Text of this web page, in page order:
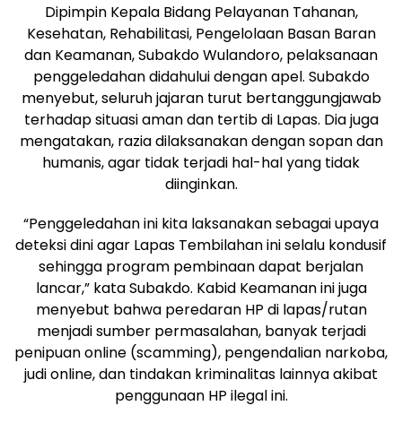
Dipimpin Kepala Bidang Pelayanan Tahanan,
Kesehatan, Rehabilitasi, Pengelolaan Basan Baran
dan Keamanan, Subakdo Wulandoro, pelaksanaan
penggeledahan didahului dengan apel. Subakdo
menyebut, seluruh jajaran turut bertanggungjawab
terhadap situasi aman dan tertib di Lapas. Dia juga
mengatakan, razia dilaksanakan dengan sopan dan
humanis, agar tidak terjadi hal-hal yang tidak
diinginkan.
“Penggeledahan ini kita laksanakan sebagai upaya
deteksi dini agar Lapas Tembilahan ini selalu kondusif
sehingga program pembinaan dapat berjalan
lancar,” kata Subakdo. Kabid Keamanan ini juga
menyebut bahwa peredaran HP di lapas/rutan
menjadi sumber permasalahan, banyak terjadi
penipuan online (scamming), pengendalian narkoba,
judi online, dan tindakan kriminalitas lainnya akibat
penggunaan HP ilegal ini.